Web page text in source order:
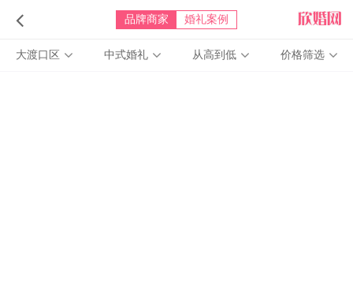
品牌商家 婚礼案例
大渡口区 中式婚礼 从高到低 价格筛选